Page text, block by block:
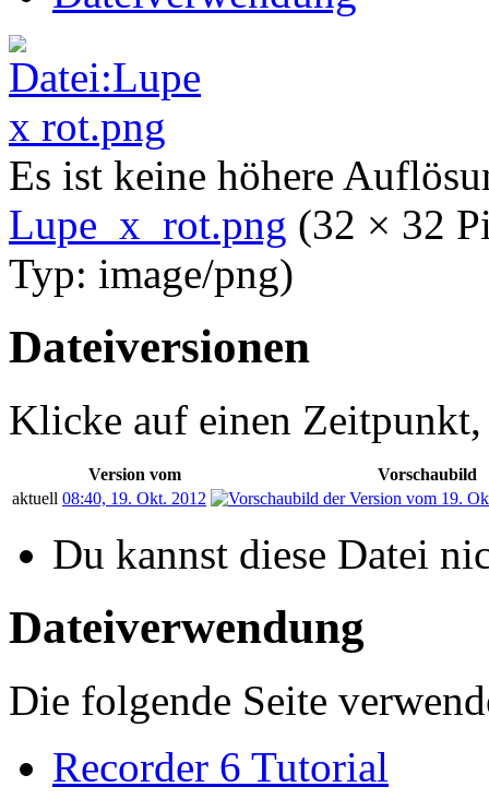
Es ist keine höhere
Lupe_x_rot.png (32 × 32
Typ: image/png)
Dateiversionen
Klicke auf einen Zeitpunkt,
Version vom
Vorschaubild
aktuell 08:40, 19. Okt. 2012
Du kannst diese Datei
Dateiverwendung
Die folgende Seite
Recorder 6 Tutorial